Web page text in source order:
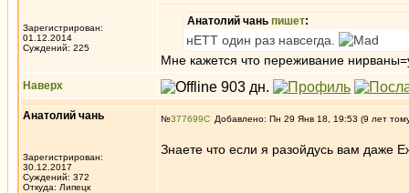
Зарегистрирован:
01.12.2014
Суждений: 225
Анатолий чань пишет:
нЕТТ один раз навсегда.
Мне кажется что переживание
Наверх
Анатолий чань
Зарегистрирован:
30.12.2017
Суждений: 372
Откуда: Липецк
№377699 Добавлено: Пн 29 Янв 18, 19:53 (9 лет
Знаете что если я разойдусь вам даже